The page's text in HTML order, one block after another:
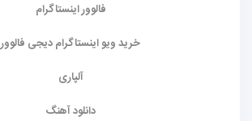
فالوور اینستاگرام
خرید ویو اینستاگرام دیجی فالوور
آلپاری
دانلود آهنگ